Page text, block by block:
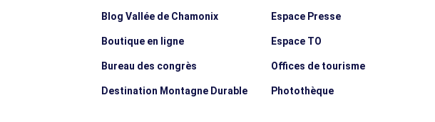
Blog Vallée de Chamonix
Boutique en ligne
Bureau des congrès
Destination Montagne Durable
Espace Presse
Espace TO
Offices de tourisme
Photothèque